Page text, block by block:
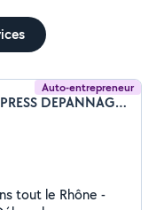
Auto-entrepreneur
Djamel Mouna (ALLO EXPRESS DEPANNAGE)